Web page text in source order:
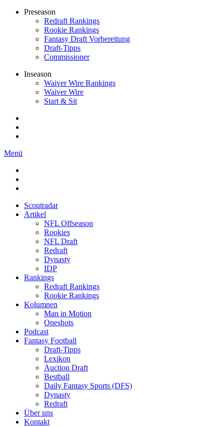
Preseason
Redraft Rankings
Rookie Rankings
Fantasy Draft Vorbereitung
Draft-Tipps
Commissioner
Inseason
Waiver Wire Rankings
Waiver Wire
Start & Sit
Menü
Scoutradar
Artikel
NFL Offseason
Rookies
NFL Draft
Redraft
Dynasty
IDP
Rankings
Redraft Rankings
Rookie Rankings
Kolumnen
Man in Motion
Oneshots
Podcast
Fantasy Football
Draft-Tipps
Lexikon
Auction Draft
Bestball
Daily Fantasy Sports (DFS)
Dynasty
Redraft
Über uns
Kontakt